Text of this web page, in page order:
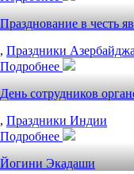
Празднование в честь
, Праздники
Подробнее
День сотрудников
, Праздники Индии
Подробнее
Йогини Экадаши